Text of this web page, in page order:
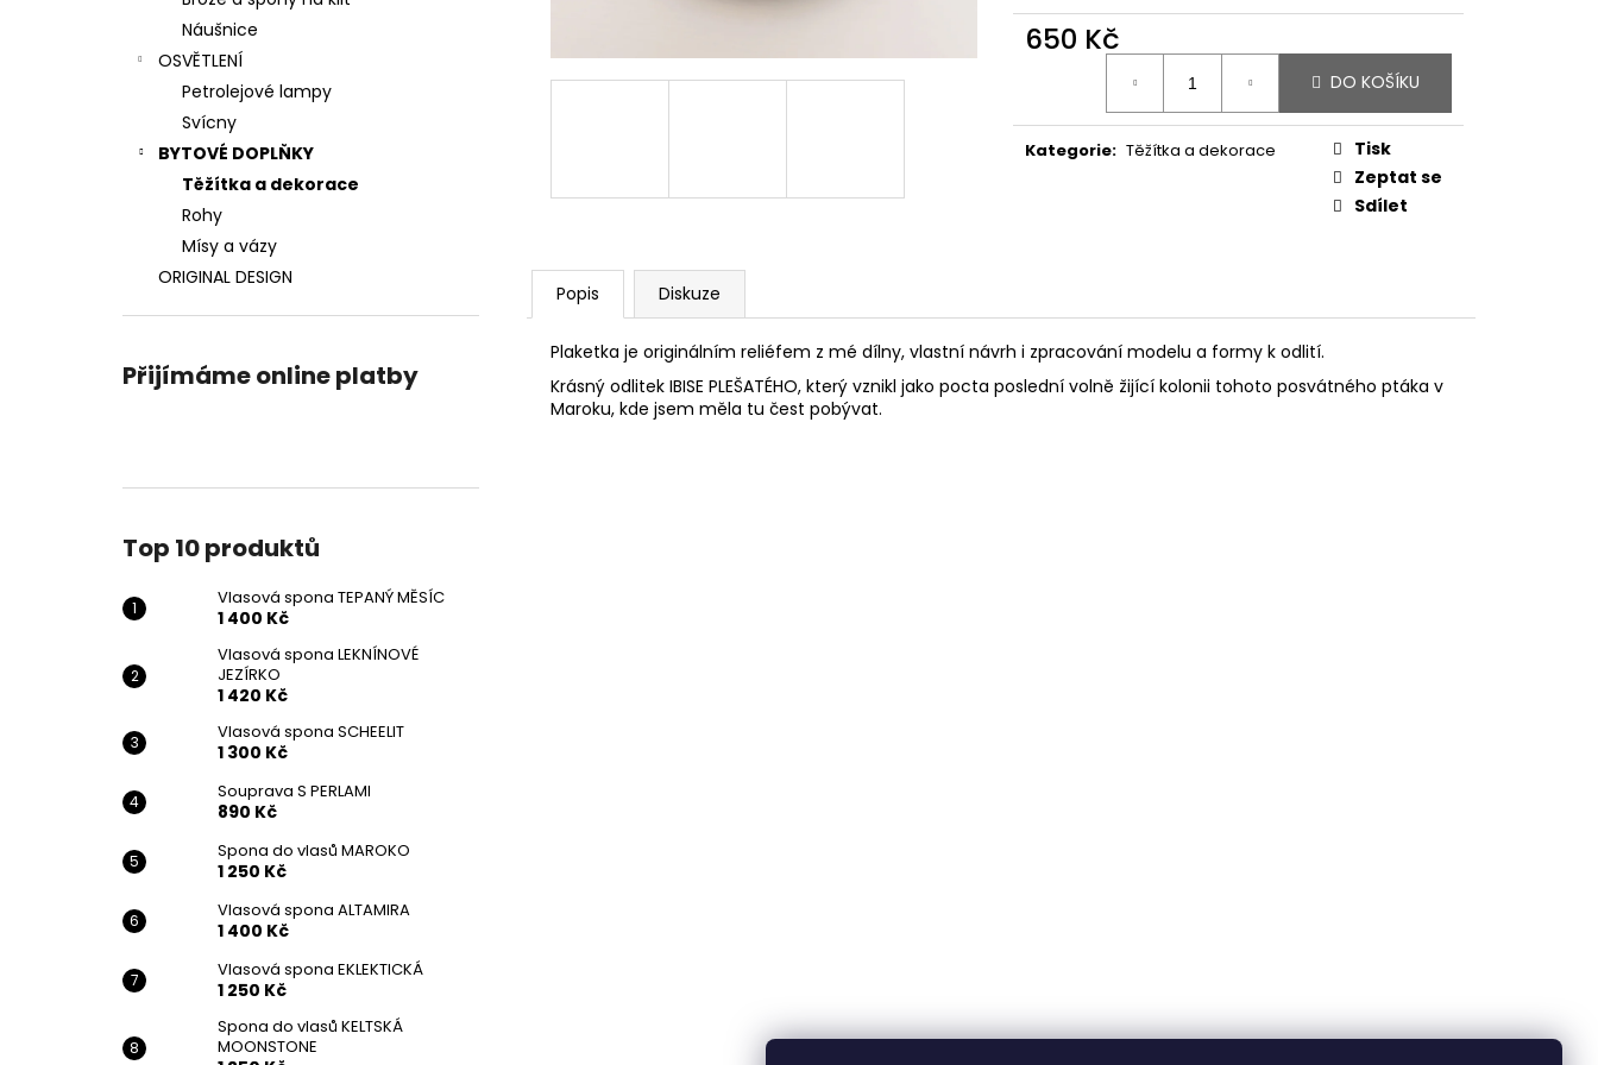
Náušnice
OSVĚTLENÍ
Petrolejové lampy
Svícny
BYTOVÉ DOPLŇKY
Těžítka a dekorace
Rohy
Mísy a vázy
ORIGINAL DESIGN
Přijímáme online platby
Top 10 produktů
Vlasová spona TEPANÝ MĚSÍC
1 400 Kč
Vlasová spona LEKNÍNOVÉ
JEZÍRKO
1 420 Kč
Vlasová spona SCHEELIT
1 300 Kč
Souprava S PERLAMI
890 Kč
Spona do vlasů MAROKO
1 250 Kč
Vlasová spona ALTAMIRA
1 400 Kč
Vlasová spona EKLEKTICKÁ
1 250 Kč
Spona do vlasů KELTSKÁ
MOONSTONE
650 Kč
DO KOŠÍKU
Kategorie: Těžítka a dekorace
Tisk
Zeptat se
Sdílet
Popis Diskuze
Plaketka je originálním reliéfem z mé dílny, vlastní návrh i zpracování modelu a formy k odlití.
Krásný odlitek IBISE PLEŠATÉHO, který vznikl jako pocta poslední volně žijící kolonii tohoto posvátného ptáka v
Maroku, kde jsem měla tu čest pobývat.
VLASOVÁ SPONA TEPANÝ MĚSÍC
1 400 Kč
VLASOVÁ SPONA LEKNÍNOVÉ JEZÍRKO